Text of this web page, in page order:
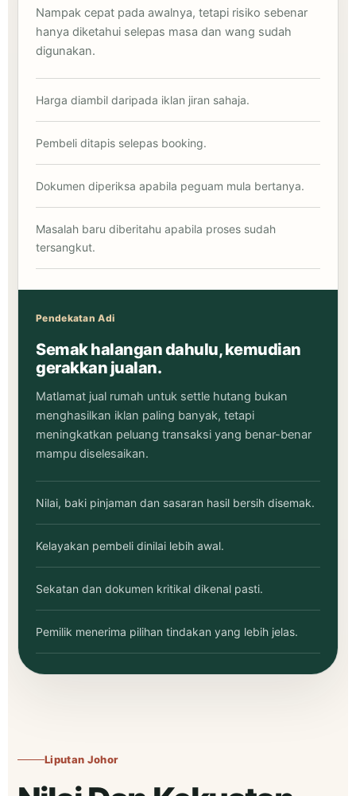
Nampak cepat pada awalnya, tetapi risiko sebenar
hanya diketahui selepas masa dan wang sudah
digunakan.
Harga diambil daripada iklan jiran sahaja.
Pembeli ditapis selepas booking.
Dokumen diperiksa apabila peguam mula bertanya.
Masalah baru diberitahu apabila proses sudah
tersangkut.
Pendekatan Adi
Semak halangan dahulu, kemudian
gerakkan jualan.
Matlamat jual rumah untuk settle hutang bukan
menghasilkan iklan paling banyak, tetapi
meningkatkan peluang transaksi yang benar-benar
mampu diselesaikan.
Nilai, baki pinjaman dan sasaran hasil bersih disemak.
Kelayakan pembeli dinilai lebih awal.
Sekatan dan dokumen kritikal dikenal pasti.
Pemilik menerima pilihan tindakan yang lebih jelas.
Liputan Johor